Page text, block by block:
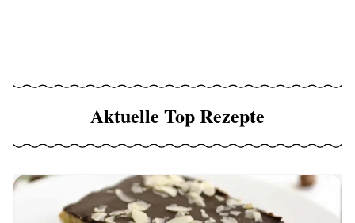
Aktuelle Top Rezepte